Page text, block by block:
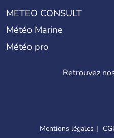
METEO CONSULT
Météo Marine
Météo pro
Retrouvez
Mentions légales